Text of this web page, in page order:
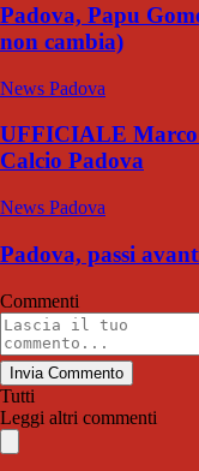
Padova, Papu
non cambia)
News Padova
UFFICIALE Marco
Calcio Padova
News Padova
Padova, passi
Commenti
Invia Commento
Tutti
Leggi altri commenti